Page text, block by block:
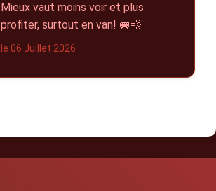
Mieux vaut moins voir et plus
profiter, surtout en van! 🚐💨
le 06 Juillet 2026